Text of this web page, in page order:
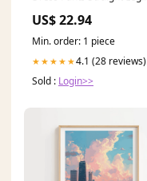
US$ 22.94
Min. order: 1 piece
★★★★★4.1 (28 reviews)
Sold : Login>>